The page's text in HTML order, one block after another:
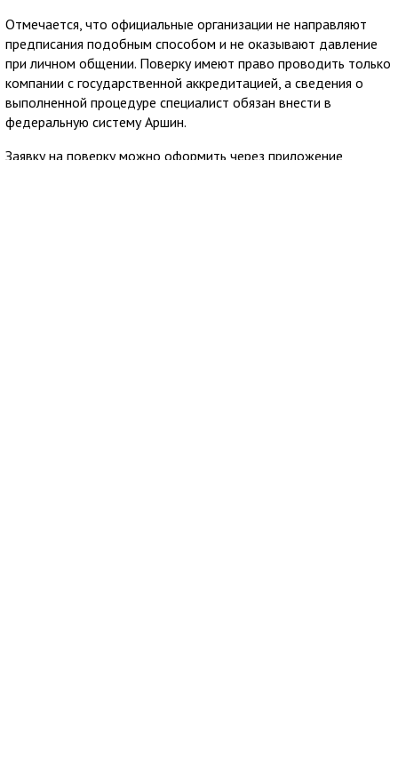
Отмечается, что официальные организации не направляют
предписания подобным способом и не оказывают давление
при личном общении. Поверку имеют право проводить только
компании с государственной аккредитацией, а сведения о
выполненной процедуре специалист обязан внести в
федеральную систему Аршин.
Заявку на поверку можно оформить через приложение